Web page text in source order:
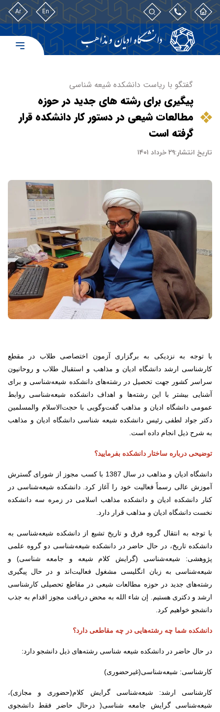
En
Ar
گفتگو با ریاست دانشکده شیعه شناسی
پیگیری برای رشته های جدید در حوزه
مطالعات شیعی در دستور کار دانشکده قرار
گرفته است
تاریخ انتشار:۲۹ خرداد ۱۴۰۱
با توجه به نزدیکی به برگزاری آزمون‌ اختصاصی طلاب در مقطع
کارشناسی ارشد دانشگاه ادیان و مذاهب و استقبال طلاب و روحانیون
سراسر کشور جهت تحصیل در رشته‌های دانشکده شیعه‌شناسی و برای
آشنایی بیشتر با این رشته‌ها و اهداف دانشکده شیعه‌شناسی روابط
عمومی دانشگاه ادیان و مذاهب گفت‌وگویی با حجت‌الاسلام والمسلمین
دکتر جواد لطفی رئیس دانشکده شیعه شناسی دانشگاه ادیان و مذاهب
به شرح ذیل انجام داده است.
توضیحی درباره ساختار دانشکده بفرمایید؟
دانشگاه ادیان و مذاهب در سال 1387 با کسب مجوز از شورای گسترش
آموزش عالی رسماً فعالیت خود را آغاز کرد. دانشکده شیعه‌شناسی در
کنار دانشکده ادیان و دانشکده مذاهب اسلامی در زمره سه دانشکده
نخست دانشگاه ادیان و مذاهب قرار دارد.
با توجه به انتقال گروه فرق و تاریخ تشیع از دانشکده شیعه‌شناسی به
دانشکده تاریخ، در حال حاضر در دانشکده شیعه‌شناسی دو گروه علمی
پژوهشی: شیعه‌شناسی (گرایش کلام شیعه و جامعه شناسی) و
شیعه‌شناسی به زبان انگلیسی مشغول فعالیت‌اند و در حال پیگیری
رشته‌های جدید در حوزه مطالعات شیعی در مقاطع تحصیلی کارشناسی
ارشد و دکتری هستیم. إن شاء الله به محض دریافت مجوز اقدام به جذب
دانشجو خواهیم کرد.
دانشکده شما چه رشته‌هایی در چه مقاطعی دارد؟
در حال حاضر در دانشکده شیعه شناسی رشته‌های ذیل دانشجو دارد:
کارشناسی: شیعه‌شناسی(غیرحضوری)
کارشناسی ارشد: شیعه‌شناسی گرایش کلام(حضوری و مجازی)،
شیعه‌شناسی گرایش جامعه شناسی( درحال حاضر فقط دانشجوی